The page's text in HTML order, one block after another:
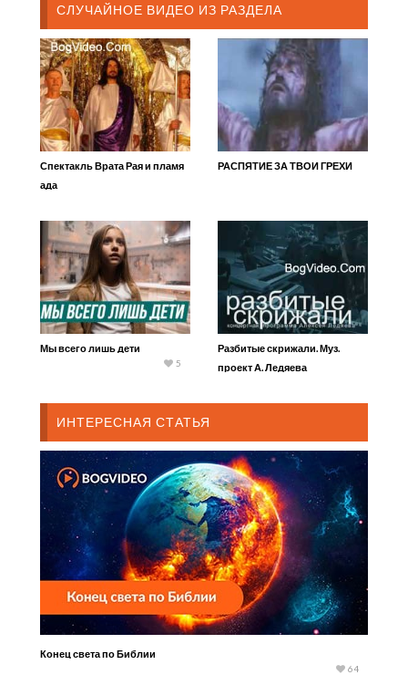
СЛУЧАЙНОЕ ВИДЕО ИЗ РАЗДЕЛА
Спектакль Врата Рая и пламя
ада
РАСПЯТИЕ ЗА ТВОИ ГРЕХИ
Мы всего лишь дети
5
Разбитые скрижали. Муз.
проект А. Ледяева
ИНТЕРЕСНАЯ СТАТЬЯ
Конец света по Библии
64